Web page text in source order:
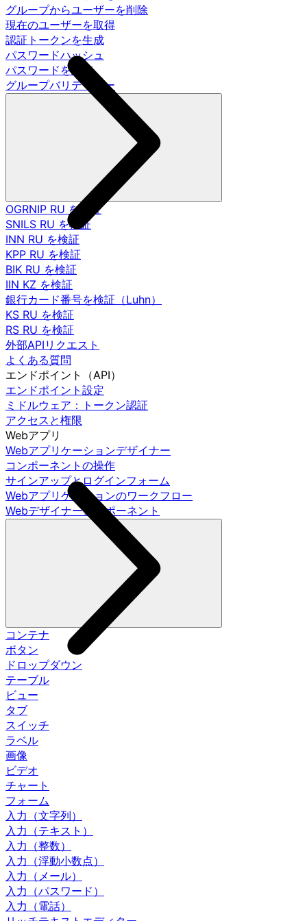
グループからユーザーを削除
現在のユーザーを取得
認証トークンを生成
パスワードハッシュ
パスワードを調査
グループバリデーター
OGRNIP RU を検証
SNILS RU を検証
INN RU を検証
KPP RU を検証
BIK RU を検証
IIN KZ を検証
銀行カード番号を検証（Luhn）
KS RU を検証
RS RU を検証
外部APIリクエスト
よくある質問
エンドポイント（API）
エンドポイント設定
ミドルウェア：トークン認証
アクセスと権限
Webアプリ
Webアプリケーションデザイナー
コンポーネントの操作
サインアップとログインフォーム
Webアプリケーションのワークフロー
Webデザイナーコンポーネント
コンテナ
ボタン
ドロップダウン
テーブル
ビュー
タブ
スイッチ
ラベル
画像
ビデオ
チャート
フォーム
入力（文字列）
入力（テキスト）
入力（整数）
入力（浮動小数点）
入力（メール）
入力（パスワード）
入力（電話）